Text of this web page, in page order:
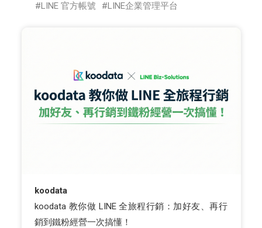
LINE 官方帳號 LINE企業管理平台
koodata
koodata 教你做 LINE 全旅程行銷：加好友、再行
銷到鐵粉經營一次搞懂！